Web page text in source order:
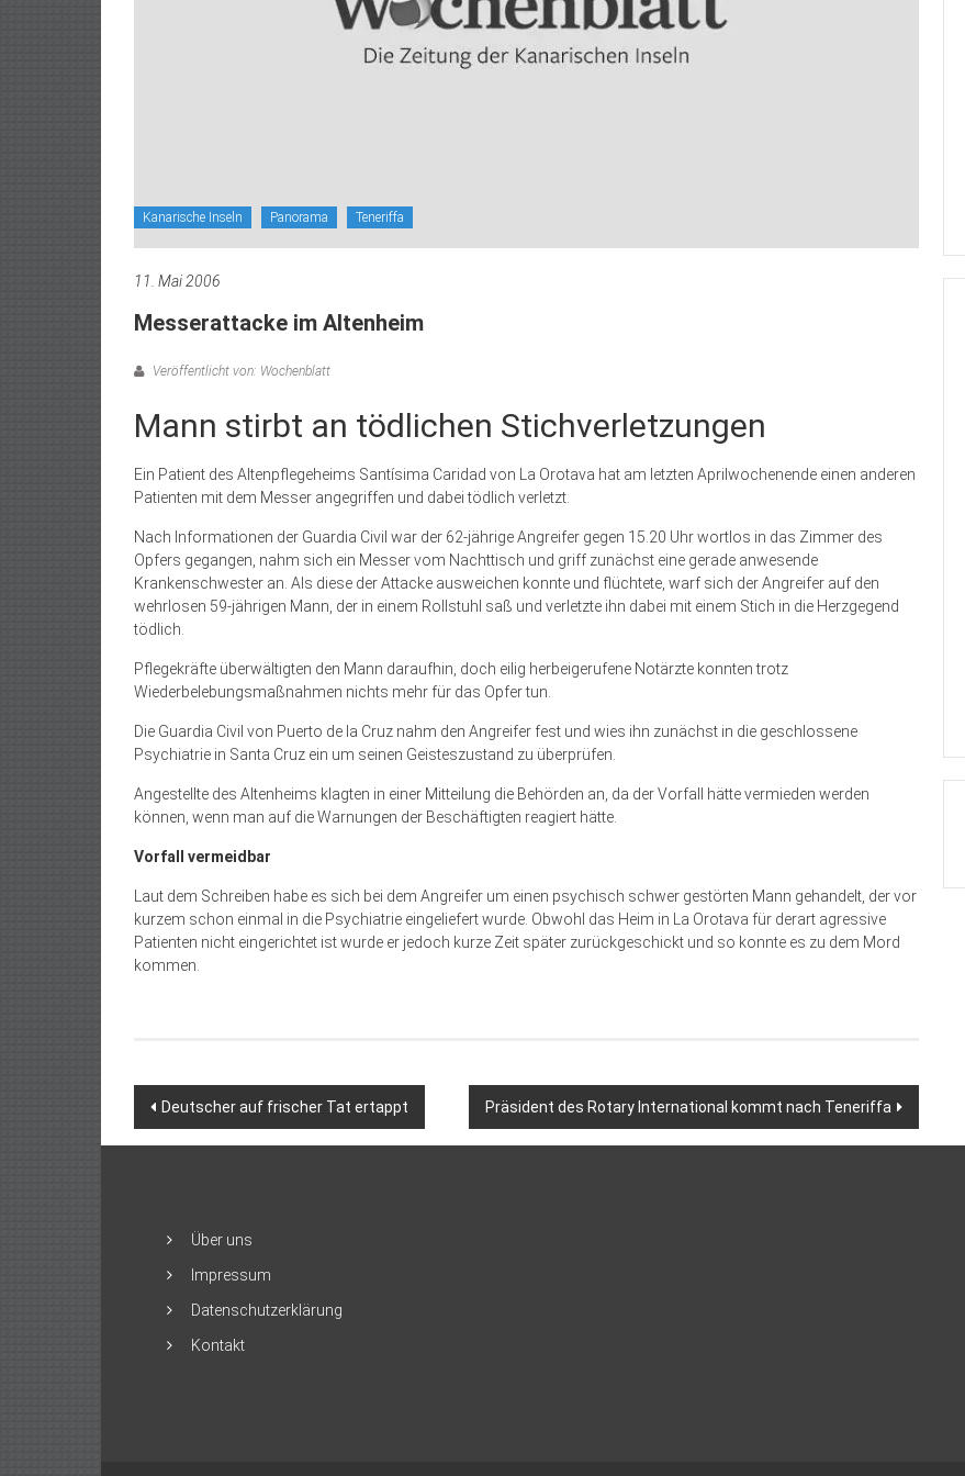
Kanarische Inseln Panorama Teneriffa
11. Mai 2006
Messerattacke im Altenheim
Veröffentlicht von: Wochenblatt
Mann stirbt an tödlichen Stichverletzungen
Ein Patient des Altenpflegeheims Santísima Caridad von La Orotava hat am letzten Aprilwochenende einen anderen
Patienten mit dem Messer angegriffen und dabei tödlich verletzt.
Nach Informationen der Guardia Civil war der 62-jährige Angreifer gegen 15.20 Uhr wortlos in das Zimmer des
Opfers gegangen, nahm sich ein Messer vom Nachttisch und griff zunächst eine gerade anwesende
Krankenschwester an. Als diese der Attacke ausweichen konnte und flüchtete, warf sich der Angreifer auf den
wehrlosen 59-jährigen Mann, der in einem Rollstuhl saß und verletzte ihn dabei mit einem Stich in die Herzgegend
tödlich.
Pflegekräfte überwältigten den Mann daraufhin, doch eilig herbeigerufene Notärzte konnten trotz
Wiederbelebungsmaßnahmen nichts mehr für das Opfer tun.
Die Guardia Civil von Puerto de la Cruz nahm den Angreifer fest und wies ihn zunächst in die geschlossene
Psychiatrie in Santa Cruz ein um seinen Geisteszustand zu überprüfen.
Angestellte des Altenheims klagten in einer Mitteilung die Behörden an, da der Vorfall hätte vermieden werden
können, wenn man auf die Warnungen der Beschäftigten reagiert hätte.
Vorfall vermeidbar
Laut dem Schreiben habe es sich bei dem Angreifer um einen psychisch schwer gestörten Mann gehandelt, der vor
kurzem schon einmal in die Psychiatrie eingeliefert wurde. Obwohl das Heim in La Orotava für derart agressive
Patienten nicht eingerichtet ist wurde er jedoch kurze Zeit später zurückgeschickt und so konnte es zu dem Mord
kommen.
Beitragsnavigation
Deutscher auf frischer Tat ertappt Präsident des Rotary International kommt nach Teneriffa
Über uns
Impressum
Datenschutzerklärung
Kontakt